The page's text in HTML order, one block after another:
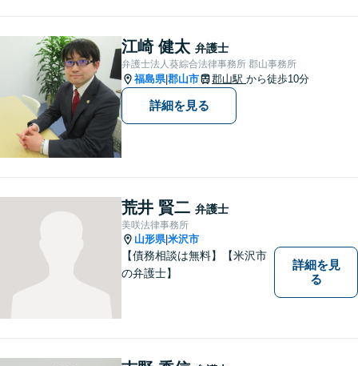
江崎 健太 弁護士
弁護士法人葵綜合法律事務所 郡山事務所
福島県|郡山市 郡山駅 から徒歩10分
詳細を見る
荒井 賢二 弁護士
美咲法律事務所
山形県|米沢市
【債務相談は無料】【米沢市
の弁護士】
詳細を見
る